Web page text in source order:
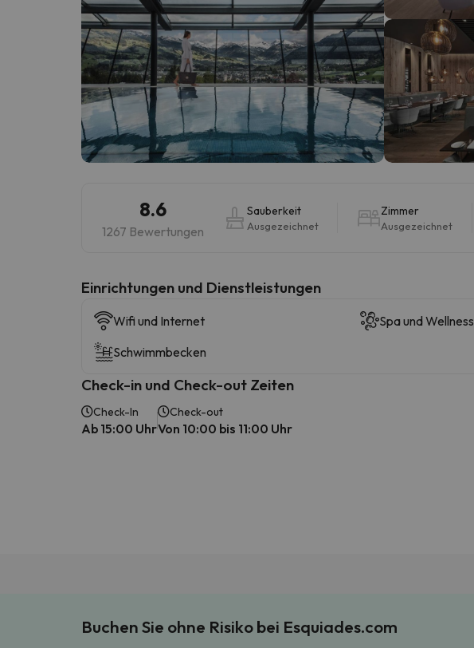
8.6
1267 Bewertungen
Sauberkeit
Ausgezeichnet
Zimmer
Ausgezeichnet
​Einrichtungen und Dienstleistungen
Wifi und Internet
Spa und Wellness
Schwimmbecken
Check-in und Check-out Zeiten
Check-In
Ab 15:00 Uhr
Check-out
Von 10:00 bis 11:00 Uhr
Buchen Sie ohne Risiko bei Esquiades.com